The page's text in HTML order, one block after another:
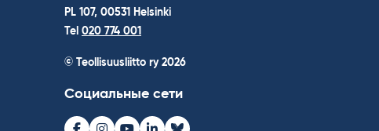
PL 107, 00531 Helsinki
Tel 020 774 001
© Teollisuusliitto ry 2026
Социальные сети